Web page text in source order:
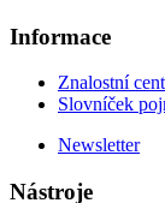
Informace
Znalostní
Slovníček
Newsletter
Nástroje